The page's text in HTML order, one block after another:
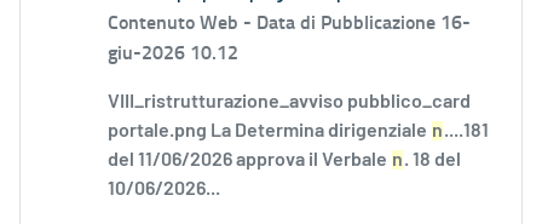
Contenuto Web - Data di Pubblicazione 16-
giu-2026 10.12
VIII_ristrutturazione_avviso pubblico_card
portale.png La Determina dirigenziale n....181
del 11/06/2026 approva il Verbale n. 18 del
10/06/2026...